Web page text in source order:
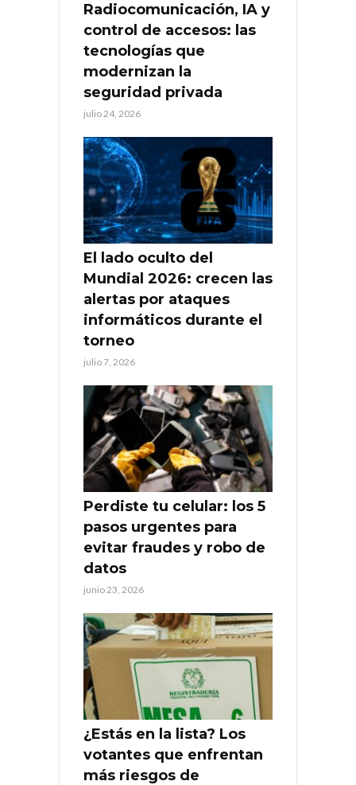
Radiocomunicación, IA y
control de accesos: las
tecnologías que
modernizan la
seguridad privada
julio 24, 2026
El lado oculto del
Mundial 2026: crecen las
alertas por ataques
informáticos durante el
torneo
julio 7, 2026
Perdiste tu celular: los 5
pasos urgentes para
evitar fraudes y robo de
datos
junio 23, 2026
¿Estás en la lista? Los
votantes que enfrentan
más riesgos de